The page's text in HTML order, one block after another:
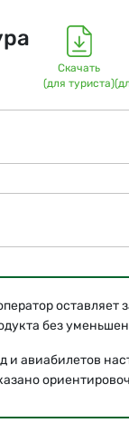
Скачать
(для туриста)
оставляет
без
и авиабилетов